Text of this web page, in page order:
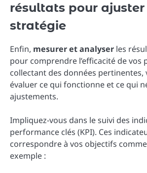
résultats pour ajuster
stratégie
Enfin, mesurer et analyser les
pour comprendre l’efficacité de vos
collectant des données pertinentes,
évaluer ce qui fonctionne et ce qui
ajustements.
Impliquez-vous dans le suivi des
performance clés (KPI). Ces
correspondre à vos objectifs
exemple :